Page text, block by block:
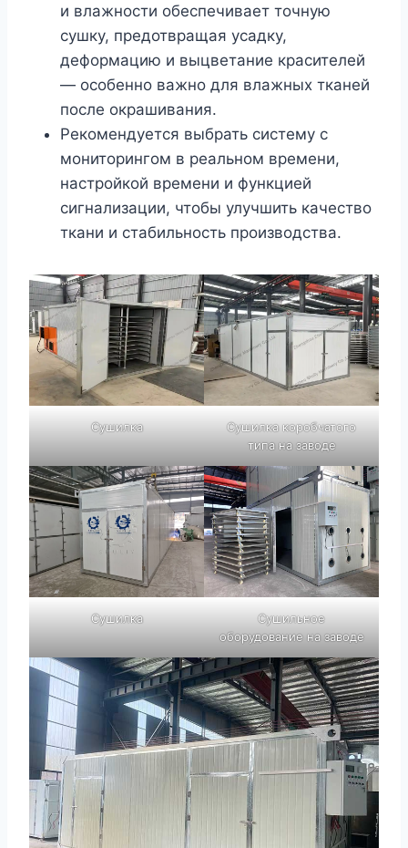
и влажности обеспечивает точную
сушку, предотвращая усадку,
деформацию и выцветание красителей
— особенно важно для влажных тканей
после окрашивания.
Рекомендуется выбрать систему с
мониторингом в реальном времени,
настройкой времени и функцией
сигнализации, чтобы улучшить качество
ткани и стабильность производства.
Сушилка
Сушилка коробчатого
типа на заводе
Сушилка
Сушильное
оборудование на заводе